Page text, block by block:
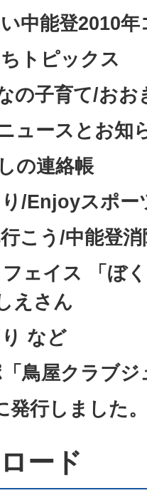
中能登2010年
トピックス
の子育て/おお
ュースとお知
の連絡帳
/Enjoyスポー
こう/中能登消
ェイス 「ぼ
えさん
など
鳥屋クラブジ
発行しました。
ード